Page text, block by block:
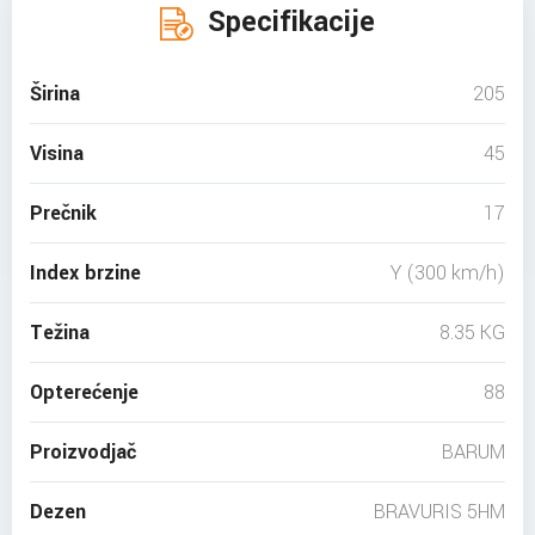
Specifikacije
Širina 205
Visina 45
Prečnik 17
Index brzine Y (300 km/h)
Težina 8.35 KG
Opterećenje 88
Proizvodjač BARUM
Dezen BRAVURIS 5HM